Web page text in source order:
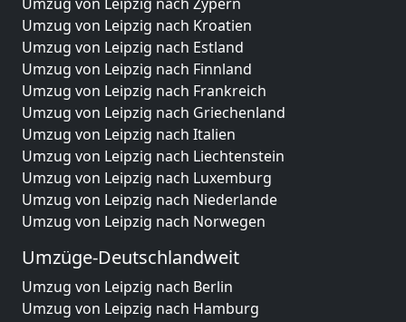
Umzug von Leipzig nach Kroatien
Umzug von Leipzig nach Estland
Umzug von Leipzig nach Finnland
Umzug von Leipzig nach Frankreich
Umzug von Leipzig nach Griechenland
Umzug von Leipzig nach Italien
Umzug von Leipzig nach Liechtenstein
Umzug von Leipzig nach Luxemburg
Umzug von Leipzig nach Niederlande
Umzug von Leipzig nach Norwegen
Umzüge-Deutschlandweit
Umzug von Leipzig nach Berlin
Umzug von Leipzig nach Hamburg